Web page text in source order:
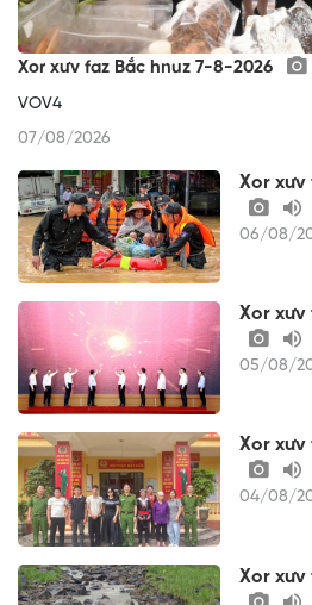
Xor xưv faz Bắc hnuz 7-8-2026
VOV4
07/08/2026
Xor xưv
06/08/
Xor xưv
05/08/
Xor xưv
04/08/
Xor xưv